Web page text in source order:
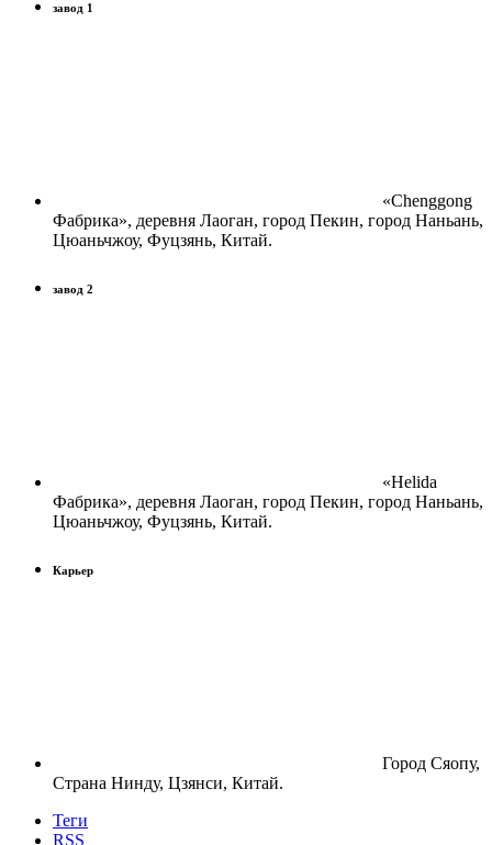
завод 1
«Chenggong
Фабрика», деревня Лаоган, город Пекин, город Наньань,
Цюаньчжоу, Фуцзянь, Китай.
завод 2
«Helida
Фабрика», деревня Лаоган, город Пекин, город Наньань,
Цюаньчжоу, Фуцзянь, Китай.
Карьер
Город Сяопу,
Страна Нинду, Цзянси, Китай.
Теги
RSS